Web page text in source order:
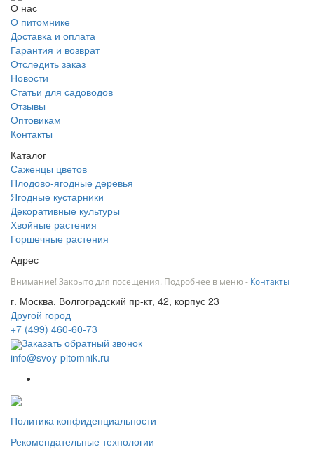
О нас
О питомнике
Доставка и оплата
Гарантия и возврат
Отследить заказ
Новости
Статьи для садоводов
Отзывы
Оптовикам
Контакты
Каталог
Саженцы цветов
Плодово-ягодные деревья
Ягодные кустарники
Декоративные культуры
Хвойные растения
Горшечные растения
Адрес
Внимание! Закрыто для посещения. Подробнее в меню - Контакты
г. Москва, Волгоградский пр-кт, 42, корпус 23
Другой город
+7 (499) 460-60-73
Заказать обратный звонок
info@svoy-pitomnik.ru
Политика конфиденциальности
Рекомендательные технологии